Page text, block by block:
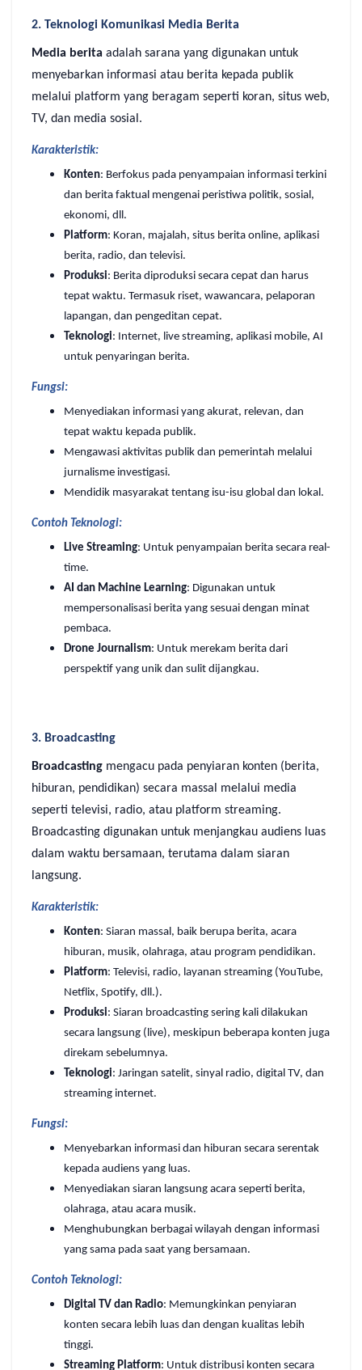
2. Teknologi Komunikasi Media Berita
Media berita adalah sarana yang digunakan untuk
menyebarkan informasi atau berita kepada publik
melalui platform yang beragam seperti koran, situs web,
TV, dan media sosial.
Karakteristik:
Konten: Berfokus pada penyampaian informasi terkini
dan berita faktual mengenai peristiwa politik, sosial,
ekonomi, dll.
Platform: Koran, majalah, situs berita online, aplikasi
berita, radio, dan televisi.
Produksi: Berita diproduksi secara cepat dan harus
tepat waktu. Termasuk riset, wawancara, pelaporan
lapangan, dan pengeditan cepat.
Teknologi: Internet, live streaming, aplikasi mobile, AI
untuk penyaringan berita.
Fungsi:
Menyediakan informasi yang akurat, relevan, dan
tepat waktu kepada publik.
Mengawasi aktivitas publik dan pemerintah melalui
jurnalisme investigasi.
Mendidik masyarakat tentang isu-isu global dan lokal.
Contoh Teknologi:
Live Streaming: Untuk penyampaian berita secara real-
time.
AI dan Machine Learning: Digunakan untuk
mempersonalisasi berita yang sesuai dengan minat
pembaca.
Drone Journalism: Untuk merekam berita dari
perspektif yang unik dan sulit dijangkau.
3. Broadcasting
Broadcasting mengacu pada penyiaran konten (berita,
hiburan, pendidikan) secara massal melalui media
seperti televisi, radio, atau platform streaming.
Broadcasting digunakan untuk menjangkau audiens luas
dalam waktu bersamaan, terutama dalam siaran
langsung.
Karakteristik:
Konten: Siaran massal, baik berupa berita, acara
hiburan, musik, olahraga, atau program pendidikan.
Platform: Televisi, radio, layanan streaming (YouTube,
Netflix, Spotify, dll.).
Produksi: Siaran broadcasting sering kali dilakukan
secara langsung (live), meskipun beberapa konten juga
direkam sebelumnya.
Teknologi: Jaringan satelit, sinyal radio, digital TV, dan
streaming internet.
Fungsi:
Menyebarkan informasi dan hiburan secara serentak
kepada audiens yang luas.
Menyediakan siaran langsung acara seperti berita,
olahraga, atau acara musik.
Menghubungkan berbagai wilayah dengan informasi
yang sama pada saat yang bersamaan.
Contoh Teknologi:
Digital TV dan Radio: Memungkinkan penyiaran
konten secara lebih luas dan dengan kualitas lebih
tinggi.
Streaming Platform: Untuk distribusi konten secara